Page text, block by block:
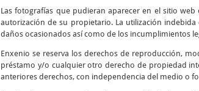
Las fotografías que pudieran aparecer en el sitio
autorización de su propietario. La utilización
daños ocasionados así como de los incumplimientos
Enxenio se reserva los derechos de reproducción,
préstamo y/o cualquier otro derecho de propiedad
anteriores derechos, con independencia del medio o